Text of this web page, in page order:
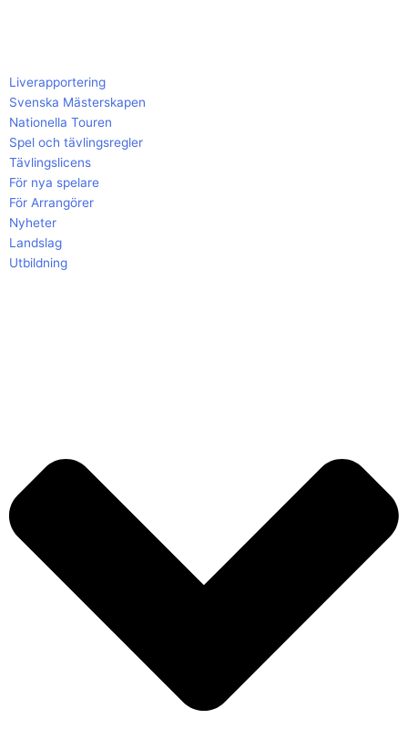
Liverapportering
Svenska Mästerskapen
Nationella Touren
Spel och tävlingsregler
Tävlingslicens
För nya spelare
För Arrangörer
Nyheter
Landslag
Utbildning